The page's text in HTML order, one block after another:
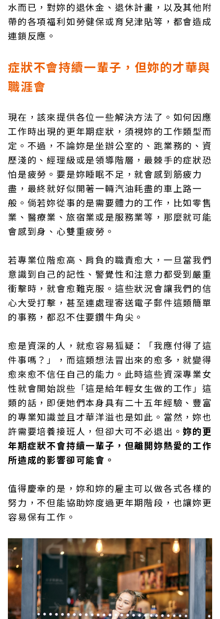
水而已，對妳的退休金、退休計畫，以及其他附
帶的各項福利如勞健保或育兒津貼等，都會造成
連鎖反應。
症狀不會持續一輩子，但妳的才華與
職涯會
現在，該來提供各位一些解決方法了。如何因應
工作時出現的更年期症狀，須視妳的工作類型而
定。不過，不論妳是坐辦公室的、跑業務的、資
歷淺的、經理級或是領導階層，最棘手的症狀恐
怕是疲勞。要是妳睡眠不足，就會感到筋疲力
盡，最終就好似開著一輛汽油耗盡的車上路一
般。倘若妳從事的是需要體力的工作，比如零售
業、醫療業、旅宿業或是服務業等，那麼就可能
會感到身、心雙重疲勞。
若專業位階愈高、肩負的職責愈大，一旦當我們
意識到自己的記性、警覺性和注意力都受到嚴重
衝擊時，就會愈難克服。這些狀況會讓我們的信
心大受打擊，甚至連處理寄送電子郵件這類簡單
的事務，都忍不住要鑽牛角尖。
愈是資深的人，就愈容易狐疑：「我應付得了這
件事嗎？」，而這類想法冒出來的愈多，就變得
愈來愈不信任自己的能力。此時這些資深專業女
性就會開始說些「這是給年輕女生做的工作」這
類的話，即便她們本身具有二十五年經驗、豐富
的專業知識並且才華洋溢也是如此。當然，妳也
許需要培養接班人，但卻大可不必退出。妳的更
年期症狀不會持續一輩子，但離開妳熱愛的工作
所造成的影響卻可能會。
值得慶幸的是，妳和妳的雇主可以做各式各樣的
努力，不但能協助妳度過更年期階段，也讓妳更
容易保有工作。